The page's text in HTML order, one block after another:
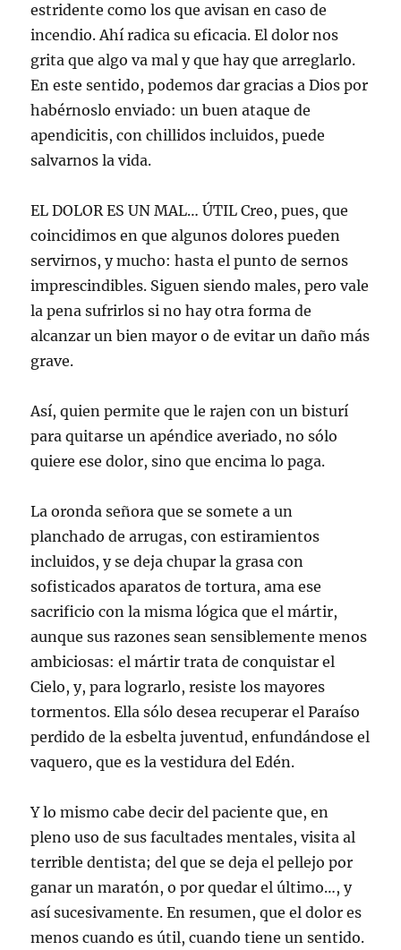
estridente como los que avisan en caso de
incendio. Ahí radica su eficacia. El dolor nos
grita que algo va mal y que hay que arreglarlo.
En este sentido, podemos dar gracias a Dios por
habérnoslo enviado: un buen ataque de
apendicitis, con chillidos incluidos, puede
salvarnos la vida.
EL DOLOR ES UN MAL… ÚTIL Creo, pues, que
coincidimos en que algunos dolores pueden
servirnos, y mucho: hasta el punto de sernos
imprescindibles. Siguen siendo males, pero vale
la pena sufrirlos si no hay otra forma de
alcanzar un bien mayor o de evitar un daño más
grave.
Así, quien permite que le rajen con un bisturí
para quitarse un apéndice averiado, no sólo
quiere ese dolor, sino que encima lo paga.
La oronda señora que se somete a un
planchado de arrugas, con estiramientos
incluidos, y se deja chupar la grasa con
sofisticados aparatos de tortura, ama ese
sacrificio con la misma lógica que el mártir,
aunque sus razones sean sensiblemente menos
ambiciosas: el mártir trata de conquistar el
Cielo, y, para lograrlo, resiste los mayores
tormentos. Ella sólo desea recuperar el Paraíso
perdido de la esbelta juventud, enfundándose el
vaquero, que es la vestidura del Edén.
Y lo mismo cabe decir del paciente que, en
pleno uso de sus facultades mentales, visita al
terrible dentista; del que se deja el pellejo por
ganar un maratón, o por quedar el último…, y
así sucesivamente. En resumen, que el dolor es
menos cuando es útil, cuando tiene un sentido.